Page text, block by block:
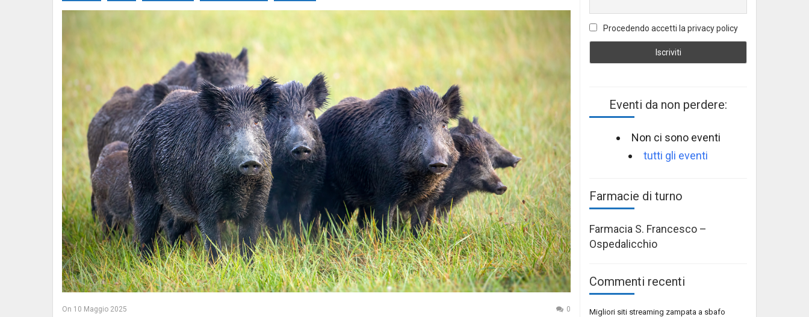
On 10 Maggio 2025 0
Procedendo accetti la privacy policy
Eventi da non perdere:
Non ci sono eventi
tutti gli eventi
Farmacie di turno
Farmacia S. Francesco –
Ospedalicchio
Commenti recenti
Migliori siti streaming zampata a sbafo